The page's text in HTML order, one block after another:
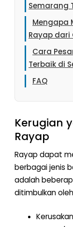
Semarang
Mengapa
Rayap dari
Cara
Terbaik di
FAQ
Kerugian
Rayap
Rayap dapat
berbagai jenis
adalah
ditimbulkan